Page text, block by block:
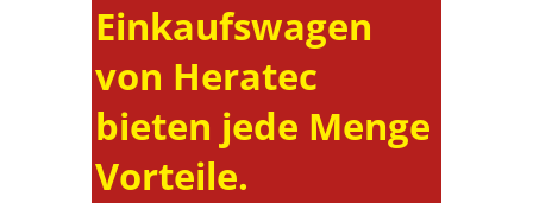
Einkaufswagen
von Heratec
bieten jede Menge
Vorteile.